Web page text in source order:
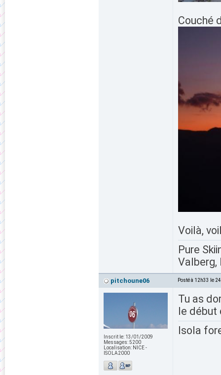
Couché
Voilà,
Pure
Valberg,
pitchoune06 Posté à 12h33 le
Inscrit le: 13/01/2009
Messages:5200
Localisation: NICE -
ISOLA2000
Tu as
le début
Isola